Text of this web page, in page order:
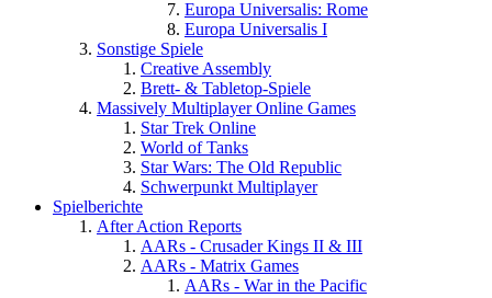
Europa Universalis: Rome
Europa Universalis I
Sonstige Spiele
Creative Assembly
Brett- & Tabletop-Spiele
Massively Multiplayer Online Games
Star Trek Online
World of Tanks
Star Wars: The Old Republic
Schwerpunkt Multiplayer
Spielberichte
After Action Reports
AARs - Crusader Kings II & III
AARs - Matrix Games
AARs - War in the Pacific